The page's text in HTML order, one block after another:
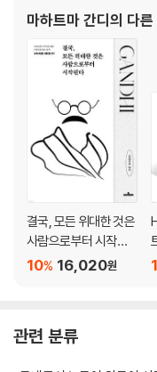
력 운동의 일환으로 납세
마하트마 간디의 다른
결국, 모든 위대한 것은
사람으로부터 시작된
다
16,020원
10%
관련 분류